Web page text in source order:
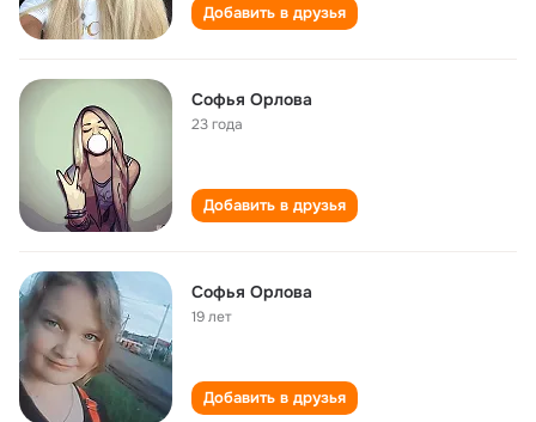
Добавить в друзья
Софья Орлова
23 года
Добавить в друзья
Софья Орлова
19 лет
Добавить в друзья